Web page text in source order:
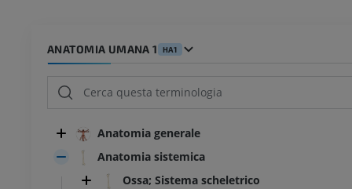
ANATOMIA UMANA 1 HA1
Anatomia generale
Anatomia sistemica
Ossa; Sistema scheletrico